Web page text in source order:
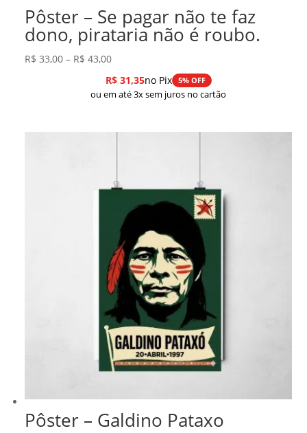
Pôster – Se pagar não te faz
dono, pirataria não é roubo.
R$ 33,00 – R$ 43,00Faixa
de
preço:
através
R$31,35no Pix 5% OFF
ou em até 3x sem juros no cartão
Pôster – Galdino Pataxo